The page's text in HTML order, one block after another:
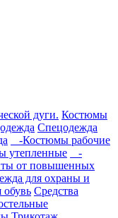
дуги. Костюмы
Спецодежда
-Костюмы рабочие
утепленные
-
от повышенных
для охраны и
обувь Средства